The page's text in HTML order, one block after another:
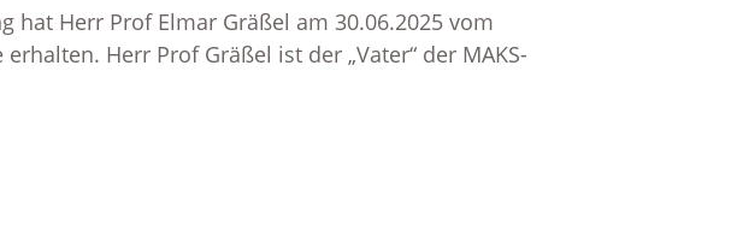
hat Herr Prof Elmar Gräßel am 30.06.2025 vom
Herr Prof Gräßel ist der „Vater“ der MAKS-